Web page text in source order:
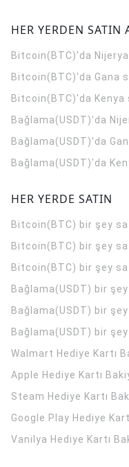
HER YERDEN SATIN
Bitcoin(BTC)'da Nijerya
Bitcoin(BTC)'da Gana
Bitcoin(BTC)'da Kenya
Bağlama(USDT)'da
Bağlama(USDT)'da
Bağlama(USDT)'da
HER YERDE SATIN
Bitcoin(BTC) bir şey
Bitcoin(BTC) bir şey
Bitcoin(BTC) bir şey
Bağlama(USDT) bir şey
Bağlama(USDT) bir şey
Bağlama(USDT) bir şey
Walmart Hediye Kartı
Apple Hediye Kartı
Steam Hediye Kartı
Google Play Hediye
Vanilya Hediye Kartı